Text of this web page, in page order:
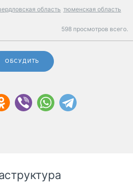
область тюменская область
598 просмотров всего.
ОБСУДИТЬ